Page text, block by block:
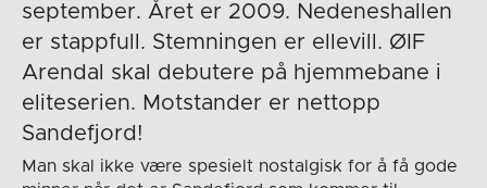
september. Året er 2009. Nedeneshallen
er stappfull. Stemningen er ellevill. ØIF
Arendal skal debutere på hjemmebane i
eliteserien. Motstander er nettopp
Sandefjord!
Man skal ikke være spesielt nostalgisk for å få gode